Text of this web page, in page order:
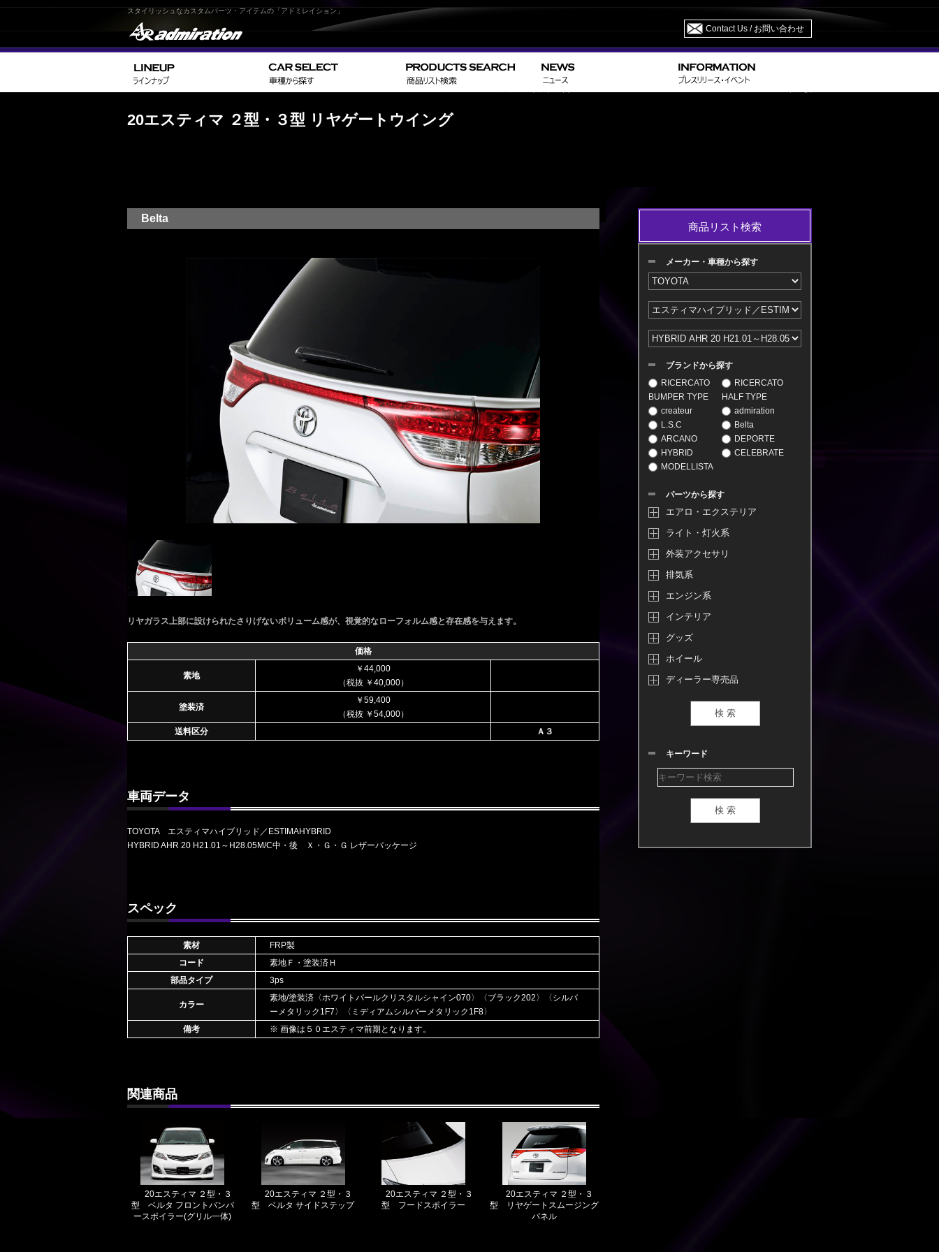
スタイリッシュなカスタムパーツ・アイテムの「アドミレイション」
Contact Us / お問い合わせ
20エスティマ ２型・３型 リヤゲートウイング
Belta
リヤガラス上部に設けられたさりげないボリューム感が、視覚的なローフォルム感と存在感を与えます。
価格
素地
￥44,000
（税抜 ￥40,000）
塗装済
￥59,400
（税抜 ￥54,000）
送料区分
Ａ３
車両データ
TOYOTA エスティマハイブリッド／ESTIMAHYBRID
HYBRID AHR 20 H21.01～H28.05M/C中・後 Ｘ・Ｇ・Ｇ レザーパッケージ
スペック
素材
FRP製
コード
素地Ｆ・塗装済Ｈ
部品タイプ
3ps
カラー
素地/塗装済〈ホワイトパールクリスタルシャイン070〉〈ブラック202〉〈シルバ
ーメタリック1F7〉〈ミディアムシルバーメタリック1F8〉
備考
※ 画像は５０エスティマ前期となります。
関連商品
20エスティマ ２型・３
型 ベルタ フロントバンパ
ースポイラー(グリル一体)
20エスティマ ２型・３
型 ベルタ サイドステップ
20エスティマ ２型・３
型 フードスポイラー
20エスティマ ２型・３
型 リヤゲートスムージング
パネル
商品リスト検索
メーカー・車種から探す
ブランドから探す
RICERCATO
BUMPER TYPE
RICERCATO
HALF TYPE
createur
admiration
L.S.C
Belta
ARCANO
DEPORTE
HYBRID
CELEBRATE
MODELLISTA
パーツから探す
エアロ・エクステリア
ライト・灯火系
外装アクセサリ
排気系
エンジン系
インテリア
グッズ
ホイール
ディーラー専売品
キーワード